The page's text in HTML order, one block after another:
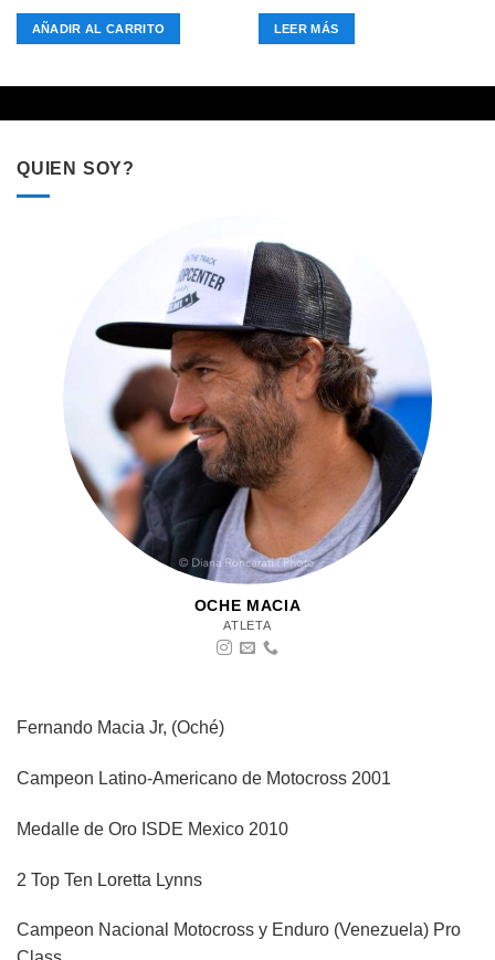
AÑADIR AL CARRITO LEER MÁS
QUIEN SOY?
OCHE MACIA
ATLETA
Fernando Macia Jr, (Oché)
Campeon Latino-Americano de Motocross 2001
Medalle de Oro ISDE Mexico 2010
2 Top Ten Loretta Lynns
Campeon Nacional Motocross y Enduro (Venezuela) Pro